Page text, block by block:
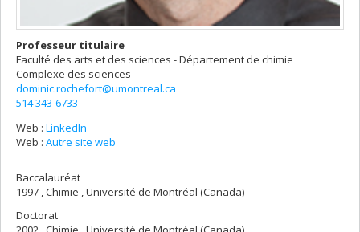
Professeur titulaire
Faculté des arts et des sciences - Département de chimie
Complexe des sciences
dominic.rochefort@umontreal.ca
514 343-6733
Web : LinkedIn
Web : Autre site web
Baccalauréat
1997 , Chimie , Université de Montréal (Canada)
Doctorat